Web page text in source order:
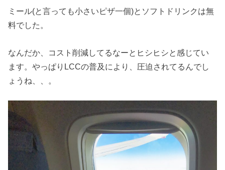
ミール(と言っても小さいピザ一個)とソフトドリンクは無
料でした。
なんだか、コスト削減してるなーとヒシヒシと感じてい
ます。やっぱりLCCの普及により、圧迫されてるんでし
ょうね、、。